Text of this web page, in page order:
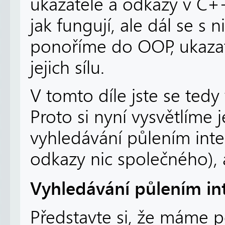
ukazatelé a odkazy v
jak fungují, ale dál se s
ponoříme do OOP,
jejich sílu.
V tomto díle jste se
Proto si nyní vysvětlíme
vyhledávání půlením
odkazy nic
Vyhledávání půlením
Představte si, že máme